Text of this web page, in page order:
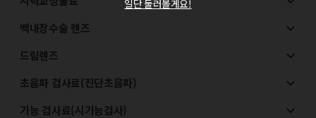
백내장수술 렌즈
드림렌즈
초음파 검사료(진단초음파)
기능 검사료(시기능검사)
일단 둘러볼게요!